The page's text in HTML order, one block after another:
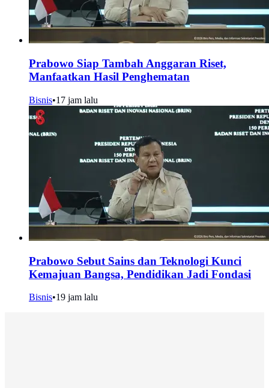
Prabowo Siap Tambah Anggaran Riset,
Manfaatkan Hasil Penghematan
Bisnis•17 jam lalu
Prabowo Sebut Sains dan Teknologi Kunci
Kemajuan Bangsa, Pendidikan Jadi Fondasi
Bisnis•19 jam lalu